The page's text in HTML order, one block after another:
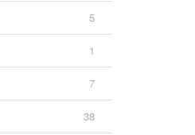
5
1
7
38